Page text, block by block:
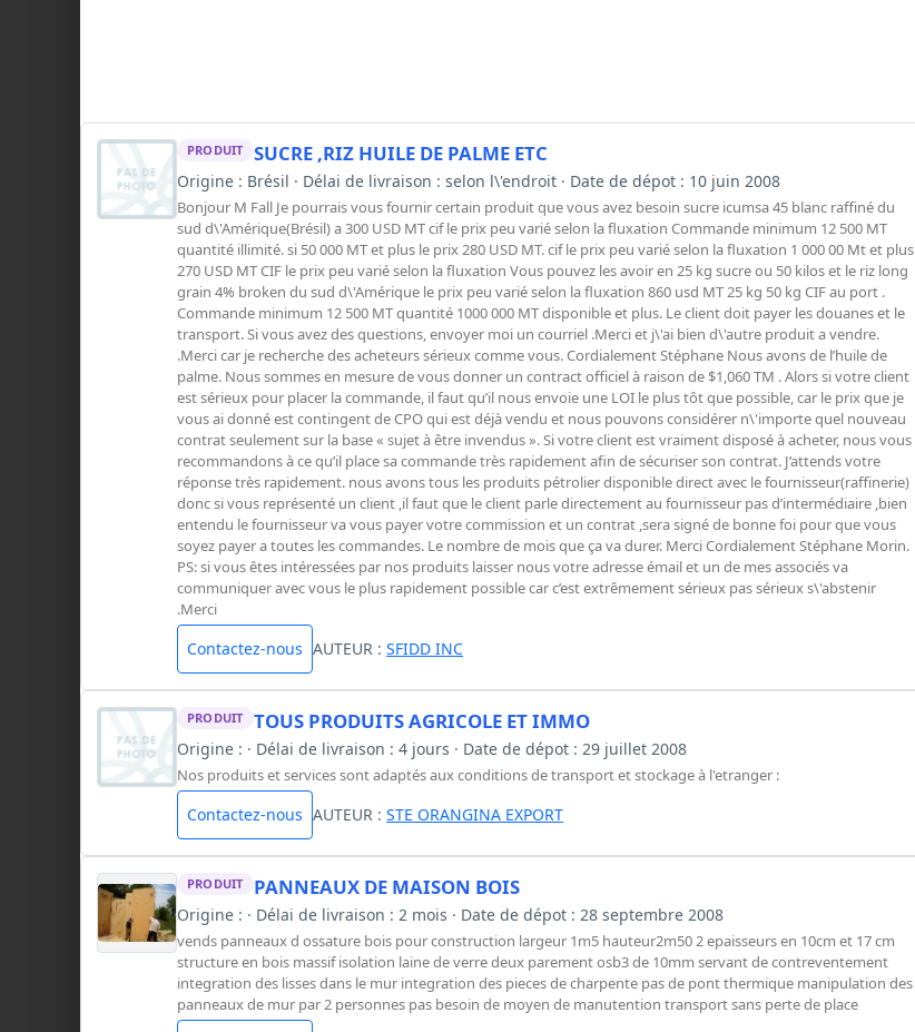
PRODUIT SUCRE ,RIZ HUILE DE PALME ETC
Origine : Brésil · Délai de livraison : selon l\'endroit · Date de dépot : 10 juin 2008
Bonjour M Fall Je pourrais vous fournir certain produit que vous avez besoin sucre icumsa 45 blanc raffiné du
sud d\'Amérique(Brésil) a 300 USD MT cif le prix peu varié selon la fluxation Commande minimum 12 500 MT
quantité illimité. si 50 000 MT et plus le prix 280 USD MT. cif le prix peu varié selon la fluxation 1 000 00 Mt et plus
270 USD MT CIF le prix peu varié selon la fluxation Vous pouvez les avoir en 25 kg sucre ou 50 kilos et le riz long
grain 4% broken du sud d\'Amérique le prix peu varié selon la fluxation 860 usd MT 25 kg 50 kg CIF au port .
Commande minimum 12 500 MT quantité 1000 000 MT disponible et plus. Le client doit payer les douanes et le
transport. Si vous avez des questions, envoyer moi un courriel .Merci et j\'ai bien d\'autre produit a vendre.
.Merci car je recherche des acheteurs sérieux comme vous. Cordialement Stéphane Nous avons de l’huile de
palme. Nous sommes en mesure de vous donner un contract officiel à raison de $1,060 TM . Alors si votre client
est sérieux pour placer la commande, il faut qu’il nous envoie une LOI le plus tôt que possible, car le prix que je
vous ai donné est contingent de CPO qui est déjà vendu et nous pouvons considérer n\'importe quel nouveau
contrat seulement sur la base « sujet à être invendus ». Si votre client est vraiment disposé à acheter, nous vous
recommandons à ce qu’il place sa commande très rapidement afin de sécuriser son contrat. J’attends votre
réponse très rapidement. nous avons tous les produits pétrolier disponible direct avec le fournisseur(raffinerie)
donc si vous représenté un client ,il faut que le client parle directement au fournisseur pas d’intermédiaire ,bien
entendu le fournisseur va vous payer votre commission et un contrat ,sera signé de bonne foi pour que vous
soyez payer a toutes les commandes. Le nombre de mois que ça va durer. Merci Cordialement Stéphane Morin.
PS: si vous êtes intéressées par nos produits laisser nous votre adresse émail et un de mes associés va
communiquer avec vous le plus rapidement possible car c’est extrêmement sérieux pas sérieux s\'abstenir
.Merci
Contactez-nous AUTEUR : SFIDD INC
PRODUIT TOUS PRODUITS AGRICOLE ET IMMO
Origine : · Délai de livraison : 4 jours · Date de dépot : 29 juillet 2008
Nos produits et services sont adaptés aux conditions de transport et stockage à l'etranger :
Contactez-nous AUTEUR : STE ORANGINA EXPORT
PRODUIT PANNEAUX DE MAISON BOIS
Origine : · Délai de livraison : 2 mois · Date de dépot : 28 septembre 2008
vends panneaux d ossature bois pour construction largeur 1m5 hauteur2m50 2 epaisseurs en 10cm et 17 cm
structure en bois massif isolation laine de verre deux parement osb3 de 10mm servant de contreventement
integration des lisses dans le mur integration des pieces de charpente pas de pont thermique manipulation des
panneaux de mur par 2 personnes pas besoin de moyen de manutention transport sans perte de place